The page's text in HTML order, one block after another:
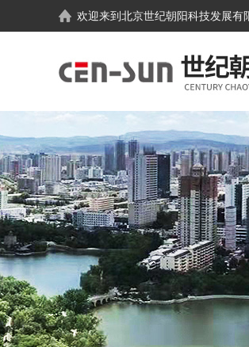
欢迎来到北京世纪朝阳科技发展有